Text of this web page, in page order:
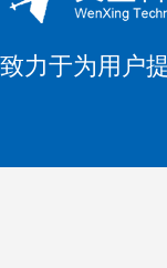
致力于为用户